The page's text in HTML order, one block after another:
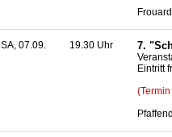
SA, 07.09. 19.30 Uhr 7.
Eintritt